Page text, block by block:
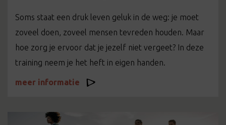
Soms staat een druk leven geluk in de weg: je moet
zoveel doen, zoveel mensen tevreden houden. Maar
hoe zorg je ervoor dat je jezelf niet vergeet? In deze
training neem je het heft in eigen handen.
meer informatie